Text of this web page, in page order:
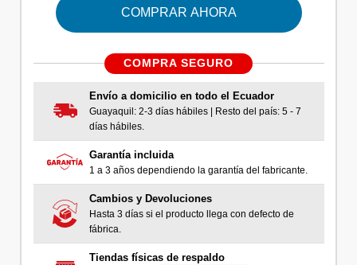
COMPRAR AHORA
COMPRA SEGURO
Envío a domicilio en todo el Ecuador
Guayaquil: 2-3 días hábiles | Resto del país: 5 - 7
días hábiles.
Garantía incluida
1 a 3 años dependiendo la garantía del fabricante.
Cambios y Devoluciones
Hasta 3 días si el producto llega con defecto de
fábrica.
Tiendas físicas de respaldo